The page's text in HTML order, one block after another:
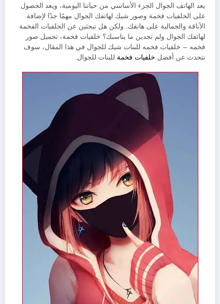
يعد الهاتف الجوال الجزء الأساسي من حياتنا اليومية، ويعد الحصول
على الخلفيات فخمة وصور شيك لهاتفك الجوال مهمًا جدًا لإضافة
الأناقة والجمالية على هاتفك. ولكن هل تبحثين عن الخلفيات الفخمة
لهاتفك الجوال ولم تجدين ما يناسبك؟ خلفيات فخمة، تحميل صور
فخمه – خلفيات فخمه للبنات شيك للجوال في هذا المقال، سوف
نتحدث عن أفضل خلفيات فخمة للبنات للجوال.